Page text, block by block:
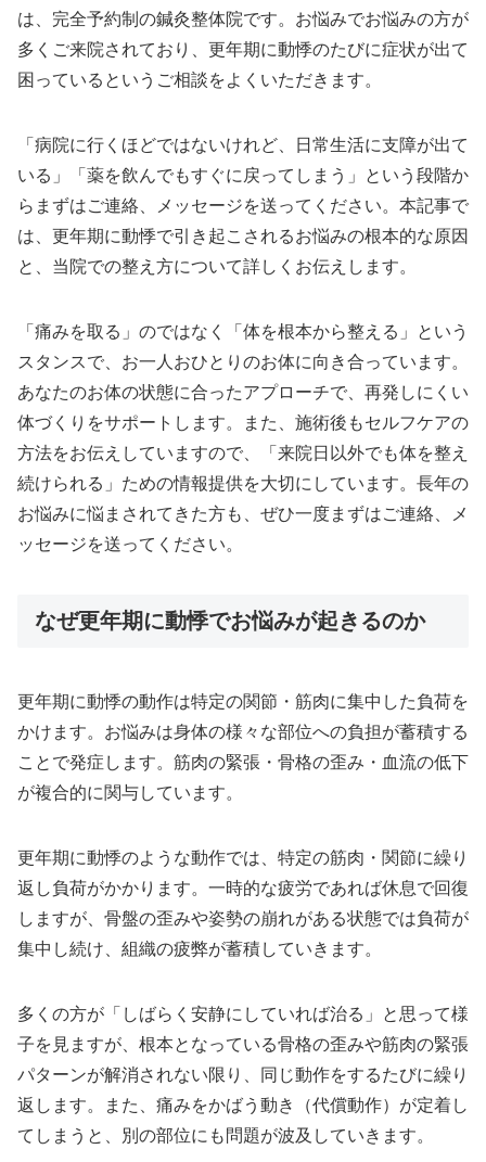
は、完全予約制の鍼灸整体院です。お悩みでお悩みの方が
多くご来院されており、更年期に動悸のたびに症状が出て
困っているというご相談をよくいただきます。
「病院に行くほどではないけれど、日常生活に支障が出て
いる」「薬を飲んでもすぐに戻ってしまう」という段階か
らまずはご連絡、メッセージを送ってください。本記事で
は、更年期に動悸で引き起こされるお悩みの根本的な原因
と、当院での整え方について詳しくお伝えします。
「痛みを取る」のではなく「体を根本から整える」という
スタンスで、お一人おひとりのお体に向き合っています。
あなたのお体の状態に合ったアプローチで、再発しにくい
体づくりをサポートします。また、施術後もセルフケアの
方法をお伝えしていますので、「来院日以外でも体を整え
続けられる」ための情報提供を大切にしています。長年の
お悩みに悩まされてきた方も、ぜひ一度まずはご連絡、メ
ッセージを送ってください。
なぜ更年期に動悸でお悩みが起きるのか
更年期に動悸の動作は特定の関節・筋肉に集中した負荷を
かけます。お悩みは身体の様々な部位への負担が蓄積する
ことで発症します。筋肉の緊張・骨格の歪み・血流の低下
が複合的に関与しています。
更年期に動悸のような動作では、特定の筋肉・関節に繰り
返し負荷がかかります。一時的な疲労であれば休息で回復
しますが、骨盤の歪みや姿勢の崩れがある状態では負荷が
集中し続け、組織の疲弊が蓄積していきます。
多くの方が「しばらく安静にしていれば治る」と思って様
子を見ますが、根本となっている骨格の歪みや筋肉の緊張
パターンが解消されない限り、同じ動作をするたびに繰り
返します。また、痛みをかばう動き（代償動作）が定着し
てしまうと、別の部位にも問題が波及していきます。